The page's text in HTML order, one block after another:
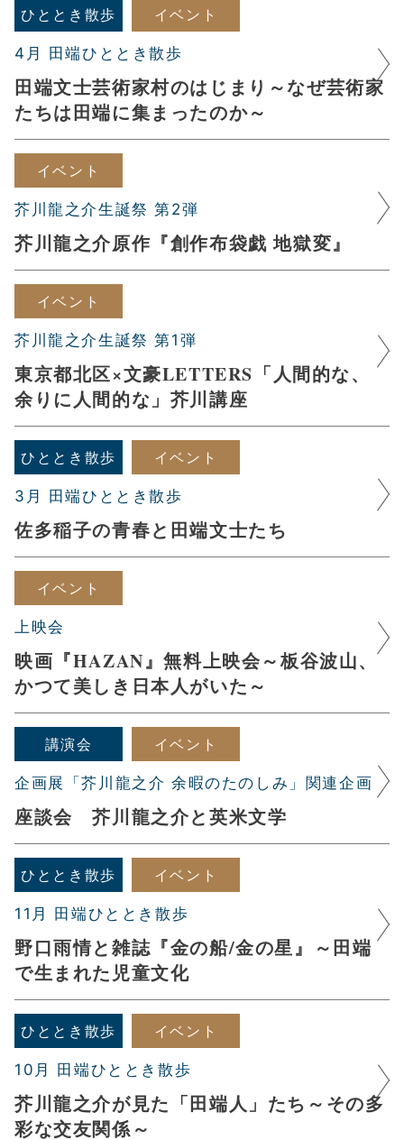
ひととき散歩 イベント
4月 田端ひととき散歩
田端文士芸術家村のはじまり～なぜ芸術家
たちは田端に集まったのか～
イベント
芥川龍之介生誕祭 第2弾
芥川龍之介原作『創作布袋戯 地獄変』
イベント
芥川龍之介生誕祭 第1弾
東京都北区×文豪LETTERS「人間的な、
余りに人間的な」芥川講座
ひととき散歩 イベント
3月 田端ひととき散歩
佐多稲子の青春と田端文士たち
イベント
上映会
映画『HAZAN』無料上映会～板谷波山、
かつて美しき日本人がいた～
講演会 イベント
企画展「芥川龍之介 余暇のたのしみ」関連企画
座談会 芥川龍之介と英米文学
ひととき散歩 イベント
11月 田端ひととき散歩
野口雨情と雑誌『金の船/金の星』～田端
で生まれた児童文化
ひととき散歩 イベント
10月 田端ひととき散歩
芥川龍之介が見た「田端人」たち～その多
彩な交友関係～